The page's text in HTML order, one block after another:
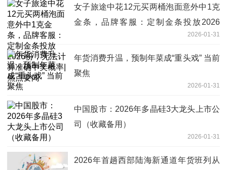
女子旅途中花12元买两桶泡面意外中1克
金条，品牌客服：定制金条投放2026
份，无法计算准确中奖概率|焦点要闻
2026-01-31
年货消费升温，预制年菜成“重头戏” 当前
聚焦
2026-01-31
中国股市：2026年多晶硅3大龙头上市公
司（收藏备用）
2026-01-31
2026年首趟西部陆海新通道年货班列从